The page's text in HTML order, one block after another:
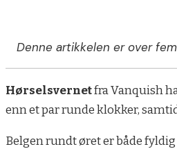
Denne artikkelen er over
Hørselsvernetfra Vanquish
enn et par runde klokker,
Belgen rundt øret er både